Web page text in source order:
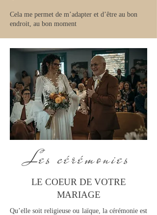
Cela me permet de m’adapter et d’être au bon
endroit, au bon moment
Les cérémonies
LE COEUR DE VOTRE
MARIAGE
Qu’elle soit religieuse ou laïque, la cérémonie est